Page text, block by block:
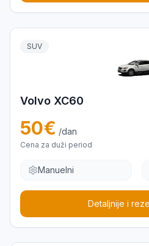
SUV
Volvo XC60
50€ /dan
Cena za duži period
Manuelni
Detaljnije i